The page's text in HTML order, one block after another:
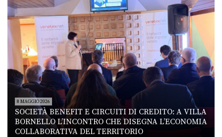
8 MAGGIO 2026
SOCIETÀ BENEFIT E CIRCUITI DI CREDITO: A VILLA
BORNELLO L’INCONTRO CHE DISEGNA L’ECONOMIA
COLLABORATIVA DEL TERRITORIO